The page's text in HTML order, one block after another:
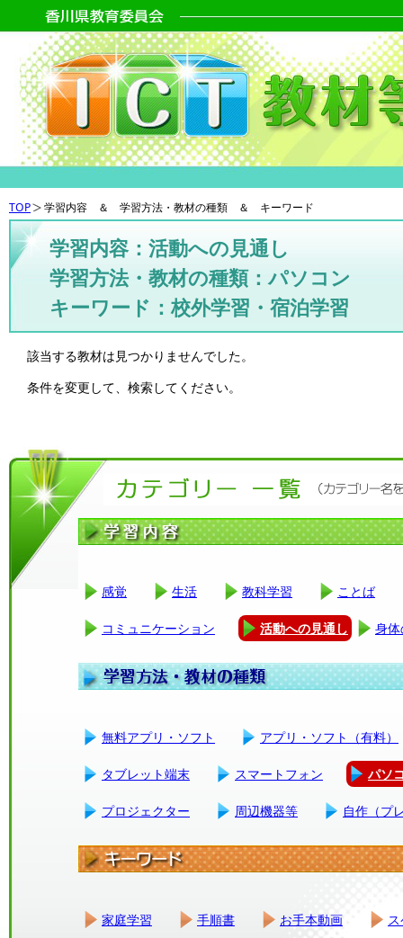
TOP 学習内容 ＆ 学習方法・教材の種類 ＆ キーワード
学習内容：活動への見通し
学習方法・教材の種類：パソコン
キーワード：校外学習・宿泊学習
該当する教材は見つかりませんでした。
条件を変更して、検索してください。
感覚 生活 教科学習 ことば
コミュニケーション 活動への見通し 身
無料アプリ・ソフト アプリ・ソフト（有料）
タブレット端末 スマートフォン パソ
プロジェクター 周辺機器等 自作（プ
家庭学習 手順書 お手本動画